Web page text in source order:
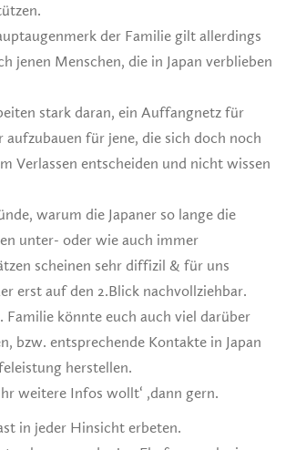
der Familie gilt allerdings
jenen Menschen, die in Japan verblieben
stark daran, ein Auffangnetz für
aufzubauen für jene, die sich doch noch
Verlassen entscheiden und nicht wissen
warum die Japaner so lange die
unter- oder wie auch immer
scheinen sehr diffizil & für uns
erst auf den 2.Blick nachvollziehbar.
Familie könnte euch auch viel darüber
bzw. entsprechende Kontakte in Japan
herstellen.
weitere Infos wollt‘ ,dann gern.
in jeder Hinsicht erbeten.